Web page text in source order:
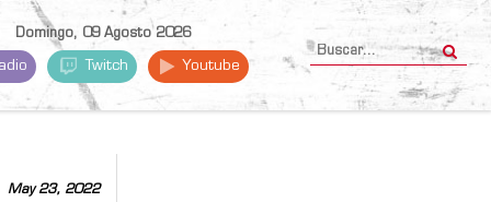
Domingo, 09 Agosto 2026
Twitch Youtube
May 23, 2022